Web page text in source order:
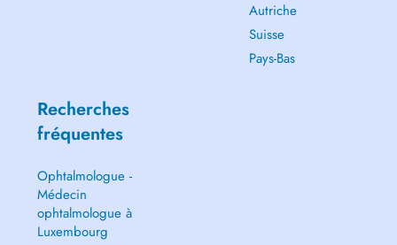
Autriche
Suisse
Pays-Bas
Recherches
fréquentes
Ophtalmologue -
Médecin
ophtalmologue à
Luxembourg